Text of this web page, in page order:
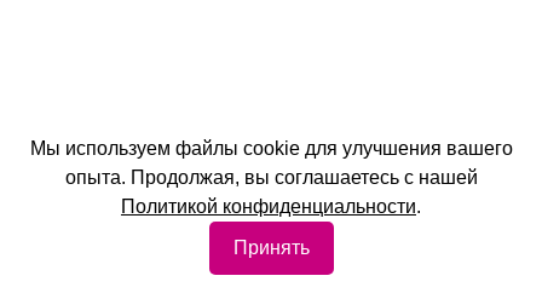
Мы используем файлы cookie для улучшения вашего
опыта. Продолжая, вы соглашаетесь с нашей
Политикой конфиденциальности.
Принять